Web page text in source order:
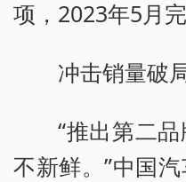
项，2023年5月
冲击销量破
“推出第二
不新鲜。”中国